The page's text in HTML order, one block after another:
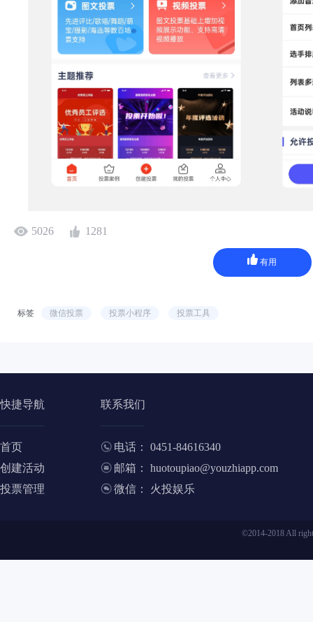
5026 1281
有用
标签 微信投票 投票小程序 投票工具
快捷导航
首页
创建活动
投票管理
联系我们
电话： 0451-84616340
邮箱： huotoupiao@youzhiapp.com
微信： 火投娱乐
©2014-2018 All